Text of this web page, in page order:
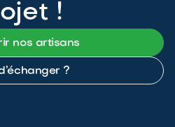
!
nos artisans
?